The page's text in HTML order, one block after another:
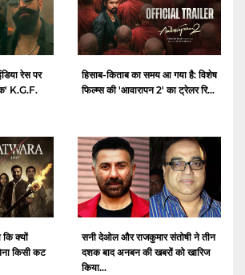
रेस पर
K.G.F.
हिसाब-किताब का समय आ गया है: विशेष
फिल्म्स की 'आवारापन 2' का ट्रेलर रि...
कि क्यों
किसी कट
सनी देओल और राजकुमार संतोषी ने तीन
दशक बाद अनबन की खबरों को खारिज
किया...